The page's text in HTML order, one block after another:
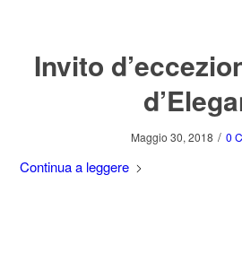
Invito
Maggio 30, 2018 / 0
Continua a leggere